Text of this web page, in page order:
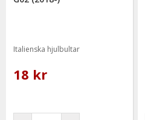
Italienska hjulbultar
18 kr